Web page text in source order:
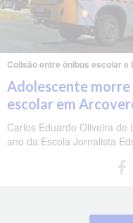
Colisão entre ônibus escolar e
Adolescente morre
escolar em
Carlos Eduardo Oliveira de
ano da Escola Jornalista